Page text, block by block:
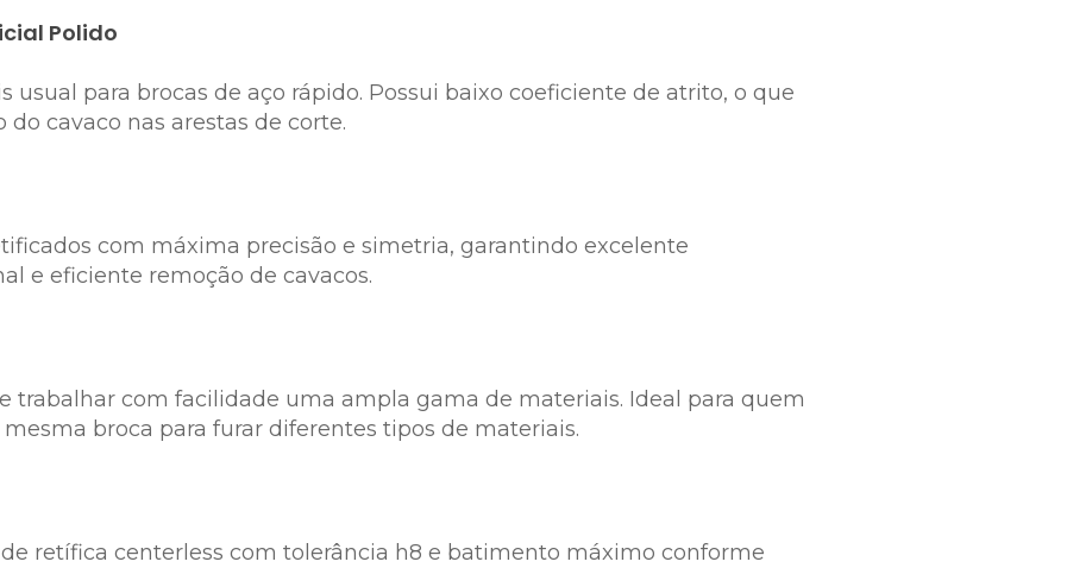
Polido
usual para brocas de aço rápido. Possui baixo coeficiente de atrito, o que
cavaco nas arestas de corte.
com máxima precisão e simetria, garantindo excelente
e eficiente remoção de cavacos.
trabalhar com facilidade uma ampla gama de materiais. Ideal para quem
broca para furar diferentes tipos de materiais.
retífica centerless com tolerância h8 e batimento máximo conforme